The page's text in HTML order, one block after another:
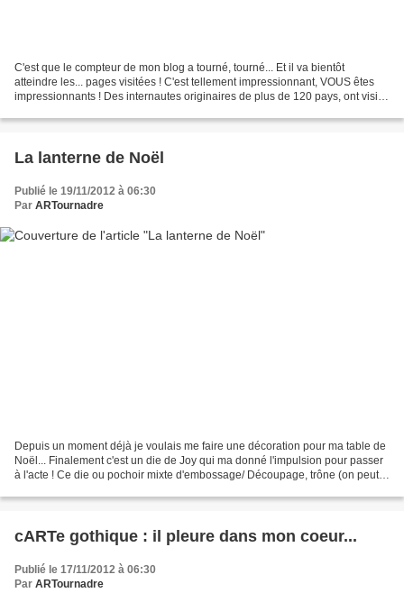
C'est que le compteur de mon blog a tourné, tourné... Et il va bientôt
atteindre les... pages visitées ! C'est tellement impressionnant, VOUS êtes
impressionnants ! Des internautes originaires de plus de 120 pays, ont visité
La lanterne de Noël
Publié le 19/11/2012 à 06:30
Par ARTournadre
Depuis un moment déjà je voulais me faire une décoration pour ma table de
Noël... Finalement c'est un die de Joy qui ma donné l'impulsion pour passer
à l'acte ! Ce die ou pochoir mixte d'embossage/ Découpage, trône (on peut
cARTe gothique : il pleure dans mon coeur...
Publié le 17/11/2012 à 06:30
Par ARTournadre